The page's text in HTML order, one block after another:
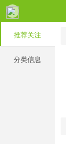
推荐关注
分类信息